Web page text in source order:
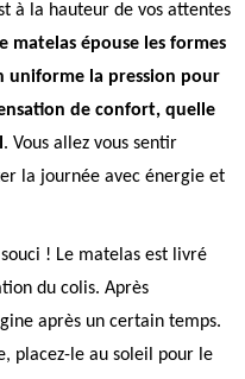
à la hauteur de vos attentes
matelas épouse les formes
uniforme la pression pour
de confort, quelle
. Vous allez vous sentir
la journée avec énergie et
! Le matelas est livré
du colis. Après
après un certain temps.
placez-le au soleil pour le